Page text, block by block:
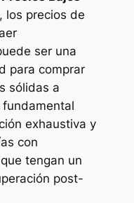
los precios de
ser una
para comprar
sólidas a
fundamental
exhaustiva y
con
tengan un
post-